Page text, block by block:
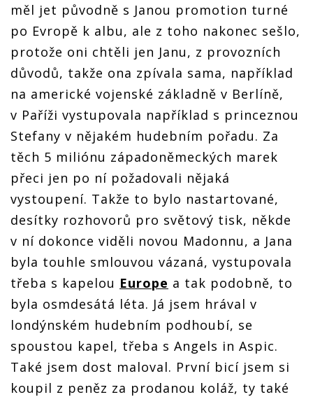
měl jet původně s Janou promotion turné
po Evropě k albu, ale z toho nakonec sešlo,
protože oni chtěli jen Janu, z provozních
důvodů, takže ona zpívala sama, například
na americké vojenské základně v Berlíně,
v Paříži vystupovala například s princeznou
Stefany v nějakém hudebním pořadu. Za
těch 5 miliónu západoněmeckých marek
přeci jen po ní požadovali nějaká
vystoupení. Takže to bylo nastartované,
desítky rozhovorů pro světový tisk, někde
v ní dokonce viděli novou Madonnu, a Jana
byla touhle smlouvou vázaná, vystupovala
třeba s kapelou Europe a tak podobně, to
byla osmdesátá léta. Já jsem hrával v
londýnském hudebním podhoubí, se
spoustou kapel, třeba s Angels in Aspic.
Také jsem dost maloval. První bicí jsem si
koupil z peněz za prodanou koláž, ty také